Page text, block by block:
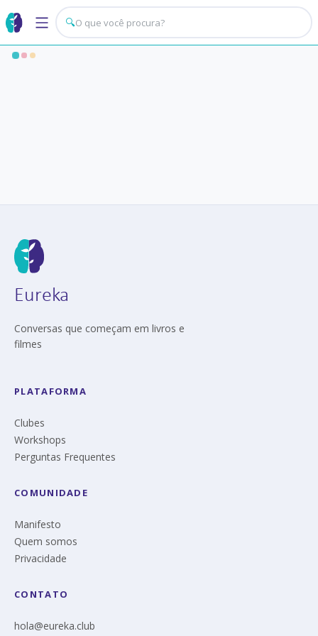
🔍
Eureka
Conversas que começam em livros e
filmes
PLATAFORMA
Clubes
Workshops
Perguntas Frequentes
COMUNIDADE
Manifesto
Quem somos
Privacidade
CONTATO
hola@eureka.club